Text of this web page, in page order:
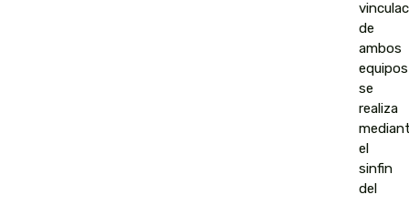
de
ambos
equipos
se
realiza
el
sinfin
del